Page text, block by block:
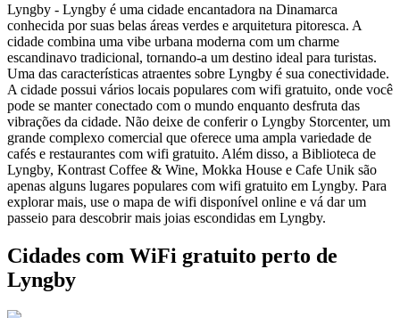
Lyngby - Lyngby é uma cidade encantadora na Dinamarca
conhecida por suas belas áreas verdes e arquitetura pitoresca. A
cidade combina uma vibe urbana moderna com um charme
escandinavo tradicional, tornando-a um destino ideal para turistas.
Uma das características atraentes sobre Lyngby é sua conectividade.
A cidade possui vários locais populares com wifi gratuito, onde você
pode se manter conectado com o mundo enquanto desfruta das
vibrações da cidade. Não deixe de conferir o Lyngby Storcenter, um
grande complexo comercial que oferece uma ampla variedade de
cafés e restaurantes com wifi gratuito. Além disso, a Biblioteca de
Lyngby, Kontrast Coffee & Wine, Mokka House e Cafe Unik são
apenas alguns lugares populares com wifi gratuito em Lyngby. Para
explorar mais, use o mapa de wifi disponível online e vá dar um
passeio para descobrir mais joias escondidas em Lyngby.
Cidades com WiFi gratuito perto de
Lyngby